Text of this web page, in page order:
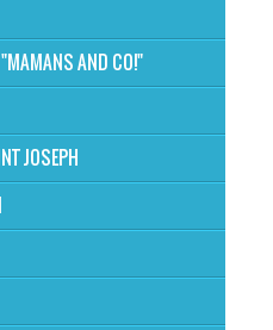
AND CO!"
JOSEPH